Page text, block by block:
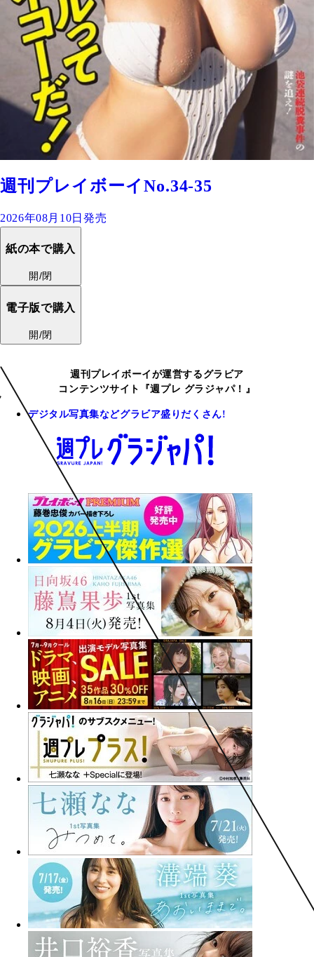
週刊プレイボーイNo.34-35
2026年08月10日発売
紙の本で購入
開/閉
電子版で購入
開/閉
週刊プレイボーイが運営するグラビア
コンテンツサイト『週プレ グラジャパ！』
デジタル写真集などグラビア盛りだくさん!